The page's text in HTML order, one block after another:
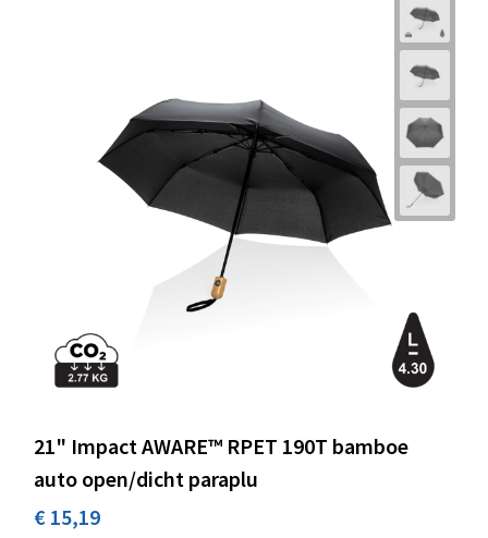
21" Impact AWARE™ RPET 190T bamboe
auto open/dicht paraplu
€ 15,19